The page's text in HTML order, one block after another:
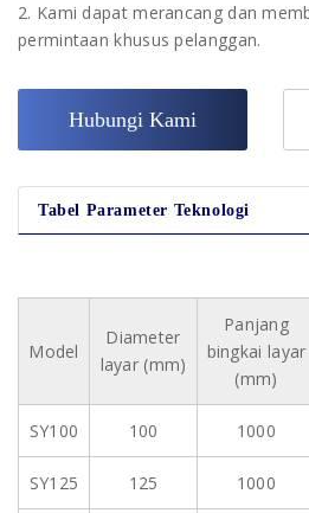
2. Kami dapat merancang dan
permintaan khusus pelanggan.
Hubungi Kami
Tabel Parameter Teknologi
Model
Diameter
layar (mm)
Panjang
bingkai layar
(mm)
SY100 100 1000
SY125 125 1000